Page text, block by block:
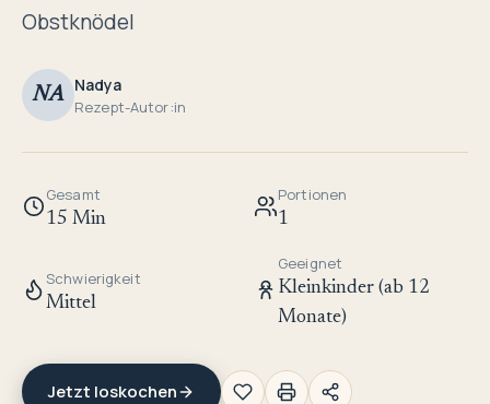
Obstknödel
NA Nadya
Rezept-Autor:in
Gesamt
15 Min
Portionen
1
Schwierigkeit
Mittel
Geeignet
Kleinkinder (ab 12
Monate)
Jetzt loskochen